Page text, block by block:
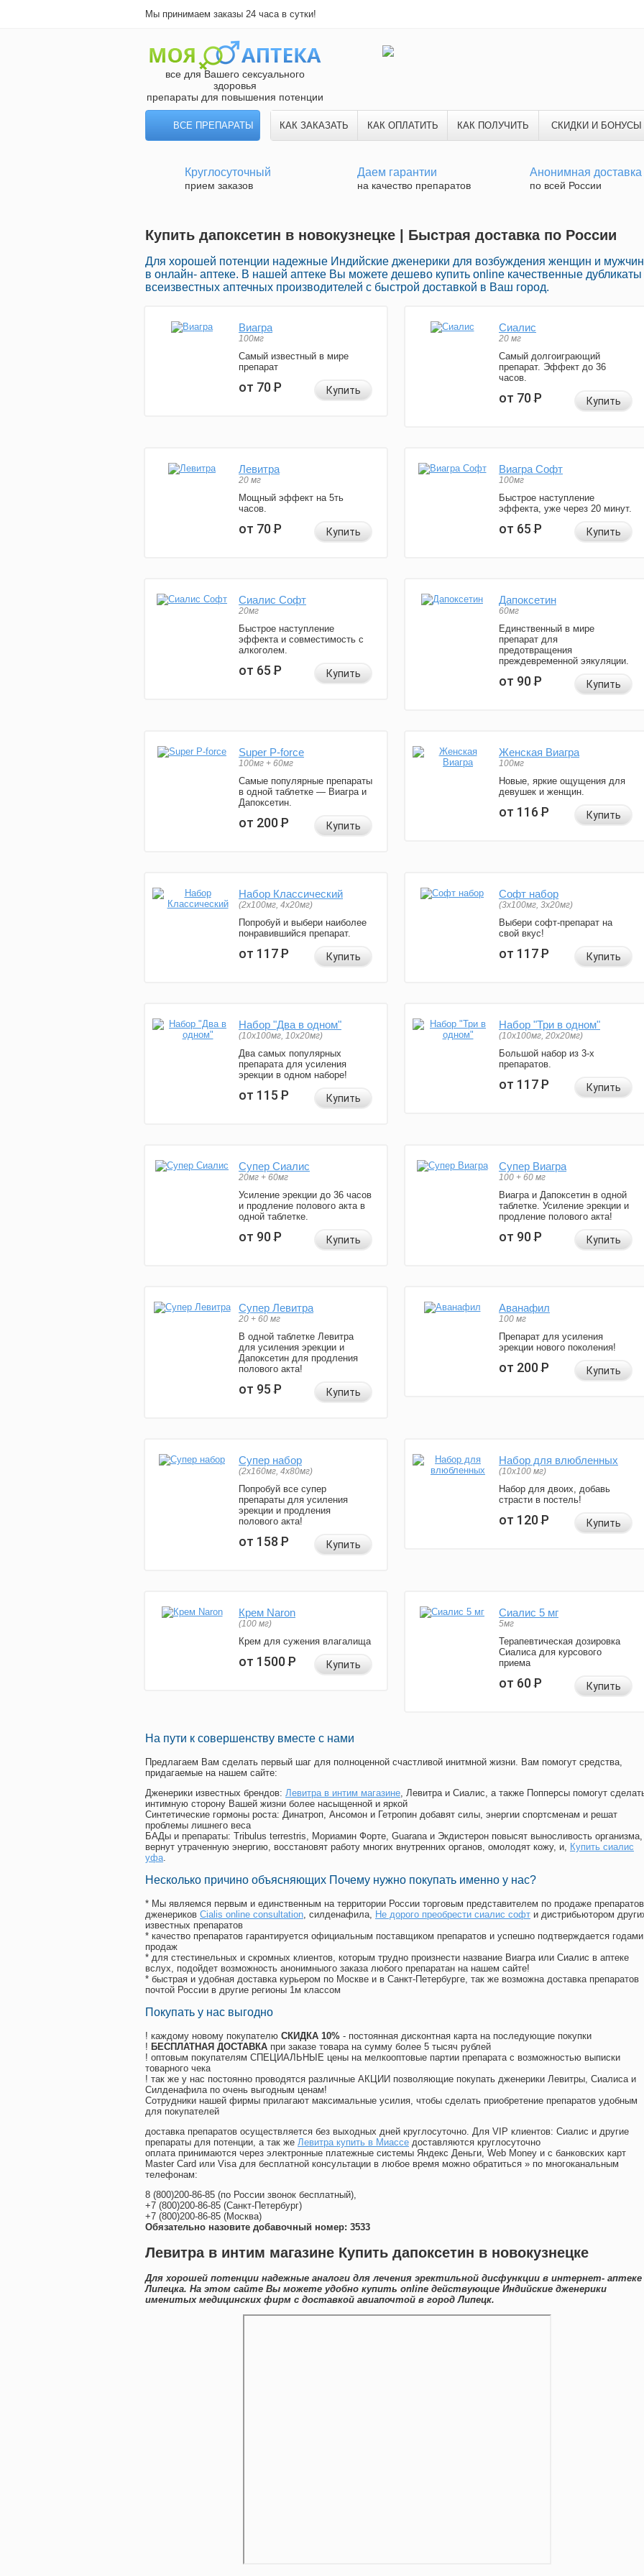
Мы принимаем заказы 24 часа в сутки!
все для Вашего сексуального
здоровья
препараты для повышения потенции
ВСЕ ПРЕПАРАТЫ КАК ЗАКАЗАТЬ КАК ОПЛАТИТЬ КАК ПОЛУЧИТЬ СКИДКИ И БОНУСЫ
Круглосуточный
прием заказов
Даем гарантии
на качество препаратов
Анонимная доставка
по всей России
Купить дапоксетин в новокузнецке | Быстрая доставка по России
Для хорошей потенции надежные Индийские дженерики для возбуждения женщин и мужчин
в онлайн- аптеке. В нашей аптеке Вы можете дешево купить online качественные дубликаты
всеизвестных аптечных производителей с быстрой доставкой в Ваш город.
Виагра
100мг
Самый известный в мире
препарат
от 70Р Купить
Сиалис
20 мг
Самый долгоиграющий
препарат. Эффект до 36
часов.
от 70Р Купить
Левитра
20 мг
Мощный эффект на 5ть
часов.
от 70Р Купить
Виагра Софт
100мг
Быстрое наступление
эффекта, уже через 20 минут.
от 65Р Купить
Сиалис Софт
20мг
Быстрое наступление
эффекта и совместимость с
алкоголем.
от 65Р Купить
Дапоксетин
60мг
Единственный в мире
препарат для
предотвращения
преждевременной эякуляции.
от 90Р Купить
Super P-force
100мг + 60мг
Самые популярные препараты
в одной таблетке — Виагра и
Дапоксетин.
от 200Р Купить
Женская Виагра
100мг
Новые, яркие ощущения для
девушек и женщин.
от 116Р Купить
Набор Классический
(2x100мг, 4x20мг)
Попробуй и выбери наиболее
понравившийся препарат.
от 117Р Купить
Софт набор
(3x100мг, 3x20мг)
Выбери софт-препарат на
свой вкус!
от 117Р Купить
Набор "Два в одном"
(10x100мг, 10x20мг)
Два самых популярных
препарата для усиления
эрекции в одном наборе!
от 115Р Купить
Набор "Три в одном"
(10x100мг, 20x20мг)
Большой набор из 3-х
препаратов.
от 117Р Купить
Супер Сиалис
20мг + 60мг
Усиление эрекции до 36 часов
и продление полового акта в
одной таблетке.
от 90Р Купить
Супер Виагра
100 + 60 мг
Виагра и Дапоксетин в одной
таблетке. Усиление эрекции и
продление полового акта!
от 90Р Купить
Супер Левитра
20 + 60 мг
В одной таблетке Левитра
для усиления эрекции и
Дапоксетин для продления
полового акта!
от 95Р Купить
Аванафил
100 мг
Препарат для усиления
эрекции нового поколения!
от 200Р Купить
Супер набор
(2х160мг, 4х80мг)
Попробуй все супер
препараты для усиления
эрекции и продления
полового акта!
от 158Р Купить
Набор для влюбленных
(10х100 мг)
Набор для двоих, добавь
страсти в постель!
от 120Р Купить
Крем Naron
(100 мг)
Крем для сужения влагалища
от 1500Р Купить
Сиалис 5 мг
5мг
Терапевтическая дозировка
Сиалиса для курсового
приема
от 60Р Купить
На пути к совершенству вместе с нами
Предлагаем Вам сделать первый шаг для полноценной счастливой инитмной жизни. Вам помогут средства,
придагаемые на нашем сайте:
Дженерики известных брендов: Левитра в интим магазине, Левитра и Сиалис, а также Попперсы помогут
интимную сторону Вашей жизни более насыщенной и яркой
Синтетические гормоны роста: Динатроп, Ансомон и Гетропин добавят силы, энергии спортсменам и решат
проблемы лишнего веса
БАДы и препараты: Tribulus terrestris, Мориамин Форте, Guarana и Экдистерон повысят выносливость организма,
вернут утраченную энергию, восстановят работу многих внутренних органов, омолодят кожу, и, Купить сиалис
уфа.
Несколько причино объясняющих Почему нужно покупать именно у нас?
* Мы являемся первым и единственным на территории России торговым представителем по продаже препаратов
дженериков Cialis online consultation, силденафила, Не дорого преобрести сиалис софт и дистрибьютором
известных препаратов
* качество препаратов гарантируется официальным поставщиком препаратов и успешно подтверждается годами
продаж
* для стестинельных и скромных клиентов, которым трудно произнести название Виагра или Сиалис в аптеке
вслух, подойдет возможность анонимныого заказа любого препаратан на нашем сайте!
* быстрая и удобная доставка курьером по Москве и в Санкт-Петербурге, так же возможна доставка препаратов
почтой России в другие регионы 1м классом
Покупать у нас выгодно
! каждому новому покупателю СКИДКА 10% - постоянная дисконтная карта на последующие покупки
! БЕСПЛАТНАЯ ДОСТАВКА при заказе товара на сумму более 5 тысяч рублей
! оптовым покупателям СПЕЦИАЛЬНЫЕ цены на мелкооптовые партии препарата с возможностью выписки
товарного чека
! так же у нас постоянно проводятся различные АКЦИИ позволяющие покупать дженерики Левитры, Сиалиса и
Силденафила по очень выгодным ценам!
Cотрудники нашей фирмы прилагают максимальные усилия, чтобы сделать приобретение препаратов удобным
для покупателей
доставка препаратов осуществляется без выходных дней круглосуточно. Для VIP клиентов: Сиалис и другие
препараты для потенции, а так же Левитра купить в Миассе доставляются круглосуточно
оплата принимаются через электронные платежные системы Яндекс Деньги, Web Money и с банковских карт
Master Card или Visa для бесплатной консультации в любое время можно обратиться » по многоканальным
телефонам:
8 (800)200-86-85 (по России звонок бесплатный),
+7 (800)200-86-85 (Санкт-Петербург)
+7 (800)200-86-85 (Москва)
Обязательно назовите добавочный номер: 3533
Левитра в интим магазине Купить дапоксетин в новокузнецке
Для хорошей потенции надежные аналоги для лечения эректильной дисфункции в интернет- аптеке
Липецка. На этом сайте Вы можете удобно купить online действующие Индийские дженерики
именитых медицинских фирм с доставкой авиапочтой в город Липецк.